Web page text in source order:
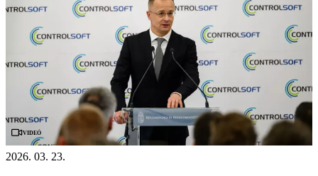
Videó
2026. 03. 23.